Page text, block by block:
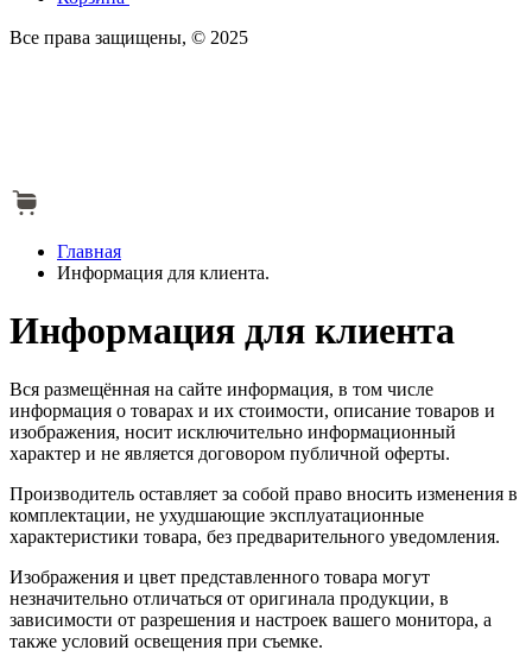
Все права защищены, © 2025
Главная
Информация для клиента.
Информация для клиента
Вся размещённая на сайте информация, в том числе
информация о товарах и их стоимости, описание товаров и
изображения, носит исключительно информационный
характер и не является договором публичной оферты.
Производитель оставляет за собой право вносить изменения в
комплектации, не ухудшающие эксплуатационные
характеристики товара, без предварительного уведомления.
Изображения и цвет представленного товара могут
незначительно отличаться от оригинала продукции, в
зависимости от разрешения и настроек вашего монитора, а
также условий освещения при съемке.